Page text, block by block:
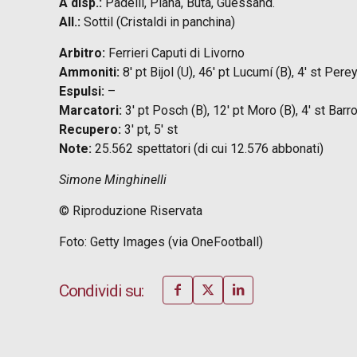
All.: Sottil (Cristaldi in panchina)
Arbitro: Ferrieri Caputi di Livorno
Ammoniti: 8′ pt Bijol (U), 46′ pt Lucumí (B), 4′ st
Espulsi: –
Marcatori: 3′ pt Posch (B), 12′ pt Moro (B), 4′ st
Recupero: 3′ pt, 5′ st
Note: 25.562 spettatori (di cui 12.576 abbonati)
Simone Minghinelli
© Riproduzione Riservata
Foto: Getty Images (via OneFootball)
Condividi su: